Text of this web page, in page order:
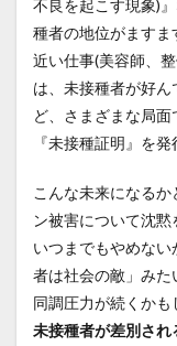
不良を起こす現象)
種者の地位がます
近い仕事(美容師、
は、未接種者が好
ど、さまざまな局
『未接種証明』を
こんな未来になる
ン被害について沈
いつまでもやめな
者は社会の敵」み
同調圧力が続くかも
未接種者が差別さ